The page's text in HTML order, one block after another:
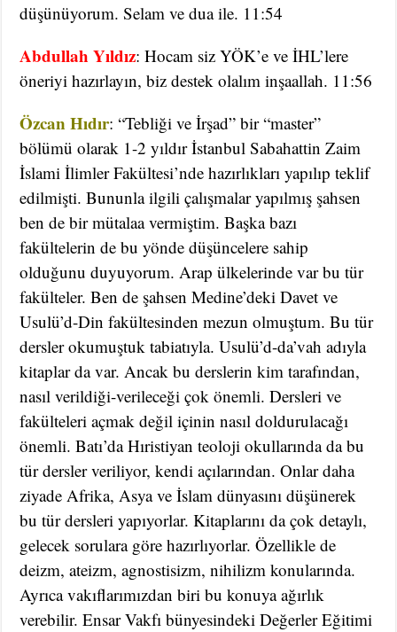
düşünüyorum. Selam ve dua ile. 11:54
Abdullah Yıldız: Hocam siz YÖK’e ve İHL’lere
öneriyi hazırlayın, biz destek olalım inşaallah. 11:56
Özcan Hıdır: “Tebliği ve İrşad” bir “master”
bölümü olarak 1-2 yıldır İstanbul Sabahattin Zaim
İslami İlimler Fakültesi’nde hazırlıkları yapılıp teklif
edilmişti. Bununla ilgili çalışmalar yapılmış şahsen
ben de bir mütalaa vermiştim. Başka bazı
fakültelerin de bu yönde düşüncelere sahip
olduğunu duyuyorum. Arap ülkelerinde var bu tür
fakülteler. Ben de şahsen Medine’deki Davet ve
Usulü’d-Din fakültesinden mezun olmuştum. Bu tür
dersler okumuştuk tabiatıyla. Usulü’d-da’vah adıyla
kitaplar da var. Ancak bu derslerin kim tarafından,
nasıl verildiği-verileceği çok önemli. Dersleri ve
fakülteleri açmak değil içinin nasıl doldurulacağı
önemli. Batı’da Hıristiyan teoloji okullarında da bu
tür dersler veriliyor, kendi açılarından. Onlar daha
ziyade Afrika, Asya ve İslam dünyasını düşünerek
bu tür dersleri yapıyorlar. Kitaplarını da çok detaylı,
gelecek sorulara göre hazırlıyorlar. Özellikle de
deizm, ateizm, agnostisizm, nihilizm konularında.
Ayrıca vakıflarımızdan biri bu konuya ağırlık
verebilir. Ensar Vakfı bünyesindeki Değerler Eğitimi